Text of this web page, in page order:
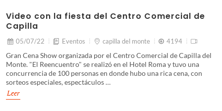
Video con la fiesta del Centro Comercial de
Capilla
05/07/22 Eventos capilla del monte 4194
Gran Cena Show organizada por el Centro Comercial de Capilla del
Monte. "El Reencuentro" se realizó en el Hotel Roma y tuvo una
concurrencia de 100 personas en donde hubo una rica cena, con
sorteos especiales, espectáculos …
Leer